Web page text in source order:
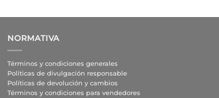
NORMATIVA
Términos y condiciones generales
Políticas de divulgación responsable
Políticas de devolución y cambios
Términos y condiciones para vendedores